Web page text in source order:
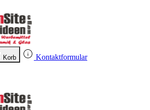
Korb Kontaktformular